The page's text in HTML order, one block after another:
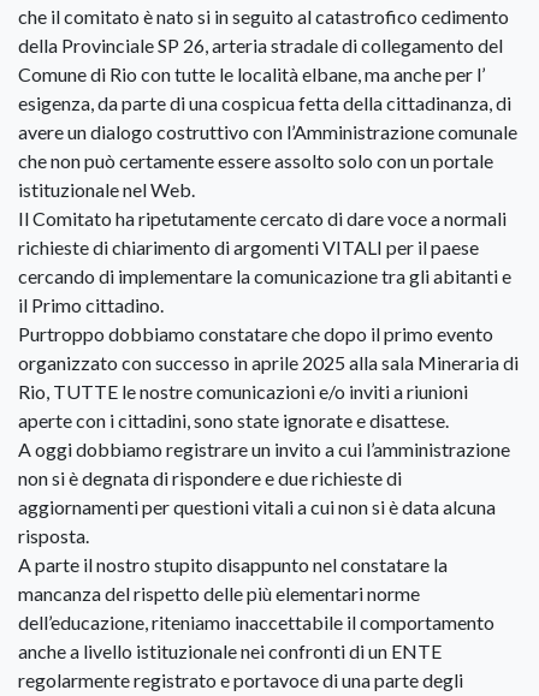
che il comitato è nato si in seguito al catastrofico cedimento
della Provinciale SP 26, arteria stradale di collegamento del
Comune di Rio con tutte le località elbane, ma anche per l’
esigenza, da parte di una cospicua fetta della cittadinanza, di
avere un dialogo costruttivo con l’Amministrazione comunale
che non può certamente essere assolto solo con un portale
istituzionale nel Web.
Il Comitato ha ripetutamente cercato di dare voce a normali
richieste di chiarimento di argomenti VITALI per il paese
cercando di implementare la comunicazione tra gli abitanti e
il Primo cittadino.
Purtroppo dobbiamo constatare che dopo il primo evento
organizzato con successo in aprile 2025 alla sala Mineraria di
Rio, TUTTE le nostre comunicazioni e/o inviti a riunioni
aperte con i cittadini, sono state ignorate e disattese.
A oggi dobbiamo registrare un invito a cui l’amministrazione
non si è degnata di rispondere e due richieste di
aggiornamenti per questioni vitali a cui non si è data alcuna
risposta.
A parte il nostro stupito disappunto nel constatare la
mancanza del rispetto delle più elementari norme
dell’educazione, riteniamo inaccettabile il comportamento
anche a livello istituzionale nei confronti di un ENTE
regolarmente registrato e portavoce di una parte degli